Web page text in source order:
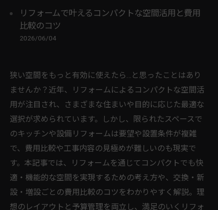
リフォームで叶えるコンパクトな空間活用と費用
比較のコツ
2026/06/04
狭い空間をもっと有効に使えたら…と思ったことはあり
ませんか？近年、リフォームによるコンパクトな空間活
用が注目され、さまざまな住まいや目的に応じた最適な
選択が求められています。しかし、限られたスペースで
のキッチンや設備リフォームは要望や設置条件が複雑
で、費用比較や工事内容の見極めが難しいのも現実で
す。本記事では、リフォームを通じてコンパクトでも快
適・機能的な空間を実現するための考え方や、交換・新
設・増設ごとの費用比較のコツをわかりやすく解説。理
想のレイアウトと予算管理を両立し、満足のいくリフォ